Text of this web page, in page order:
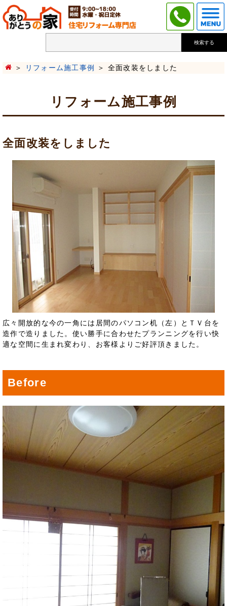
検索する
リフォーム施工事例 全面改装をしました
リフォーム施工事例
全面改装をしました
広々開放的な今の一角には居間のパソコン机（左）とＴＶ台を
造作で造りました。使い勝手に合わせたプランニングを行い快
適な空間に生まれ変わり、お客様よりご好評頂きました。
Before